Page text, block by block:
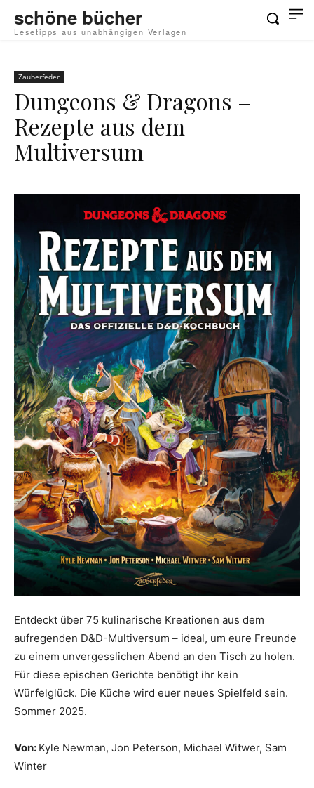
schöne bücher
Lesetipps aus unabhängigen Verlagen
Zauberfeder
Dungeons & Dragons –
Rezepte aus dem
Multiversum
Entdeckt über 75 kulinarische Kreationen aus dem
aufregenden D&D-Multiversum – ideal, um eure Freunde
zu einem unvergesslichen Abend an den Tisch zu holen.
Für diese epischen Gerichte benötigt ihr kein
Würfelglück. Die Küche wird euer neues Spielfeld sein.
Sommer 2025.
Von: Kyle Newman, Jon Peterson, Michael Witwer, Sam
Winter